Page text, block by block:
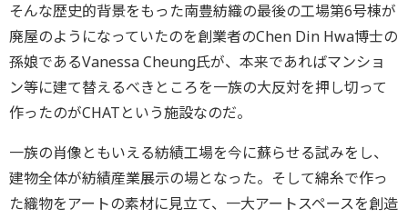
そんな歴史的背景をもった南豊紡織の最後の工場第6号棟が
廃屋のようになっていたのを創業者のChen Din Hwa博士の
孫娘であるVanessa Cheung氏が、本来であればマンショ
ン等に建て替えるべきところを一族の大反対を押し切って
作ったのがCHATという施設なのだ。
一族の肖像ともいえる紡績工場を今に蘇らせる試みをし、
建物全体が紡績産業展示の場となった。そして綿糸で作っ
た織物をアートの素材に見立て、一大アートスペースを創造